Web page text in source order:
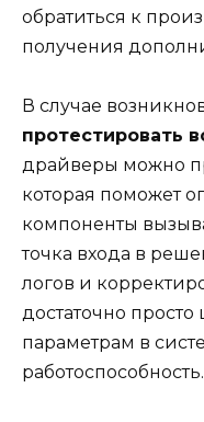
обратиться к
получения
В случае
протестировать
драйверы можно
которая поможет
компоненты
точка входа в
логов и
достаточно
параметрам в
работоспособность.